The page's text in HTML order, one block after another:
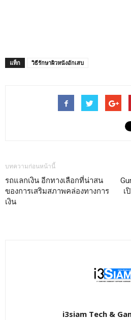
แท็ก วิธีรักษาผิวหนังอักเสบ
บทความก่อนหน้านี้
รถแลกเงิน อีกทางเลือกที่น่าสน
ของการเสริมสภาพคล่องทางการ
เงิน
เ
i3siam Tech &